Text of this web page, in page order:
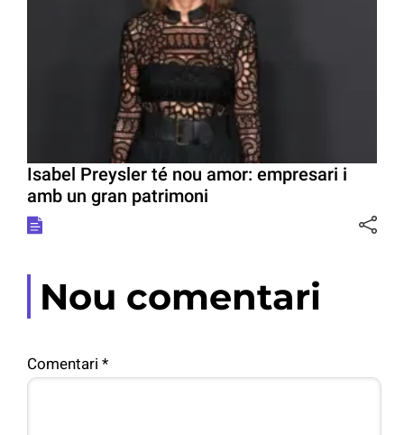
Isabel Preysler té nou amor: empresari i
amb un gran patrimoni
Nou comentari
Comentari *